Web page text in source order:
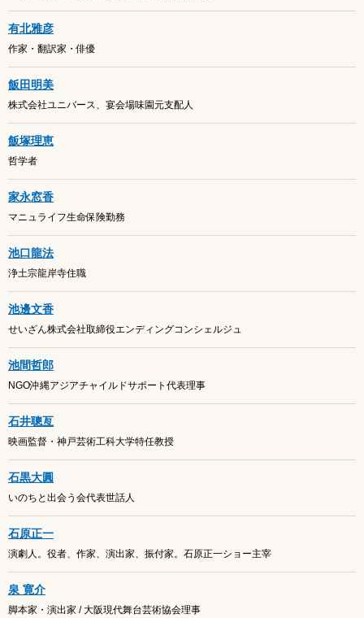
有北雅彦
作家・翻訳家・俳優
飯田明美
株式会社ユニバース、宴会場味園元支配人
飯塚理恵
哲学者
家永窓香
マニュライフ生命保険勤務
池口龍法
浄土宗龍岸寺住職
池邊文香
せいざん株式会社取締役エンディングコンシェルジュ
池間哲郎
NGO沖縄アジアチャイルドサポート代表理事
石井聰亙
映画監督・神戸芸術工科大学特任教授
石黒大圓
いのちと出会う会代表世話人
石原正一
演劇人。役者、作家、演出家、振付家。石原正一ショー主宰
泉 寛介
脚本家・演出家 / 大阪現代舞台芸術協会理事